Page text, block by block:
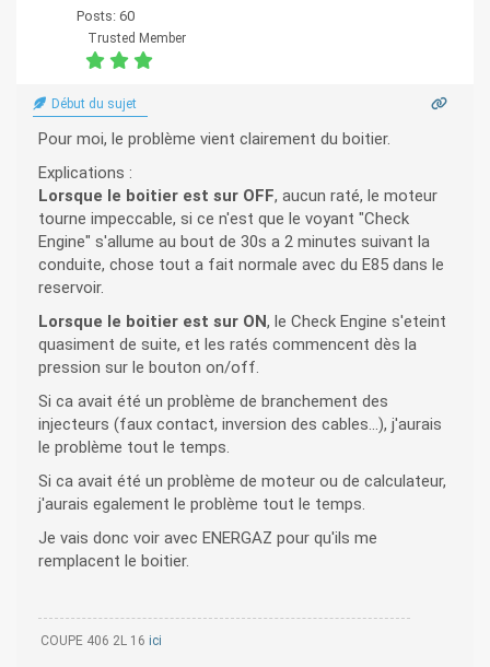
Posts: 60
Trusted Member
Début du sujet
Pour moi, le problème vient clairement du boitier.
Explications :
Lorsque le boitier est sur OFF, aucun raté, le moteur
tourne impeccable, si ce n'est que le voyant "Check
Engine" s'allume au bout de 30s a 2 minutes suivant la
conduite, chose tout a fait normale avec du E85 dans le
reservoir.
Lorsque le boitier est sur ON, le Check Engine s'eteint
quasiment de suite, et les ratés commencent dès la
pression sur le bouton on/off.
Si ca avait été un problème de branchement des
injecteurs (faux contact, inversion des cables...), j'aurais
le problème tout le temps.
Si ca avait été un problème de moteur ou de calculateur,
j'aurais egalement le problème tout le temps.
Je vais donc voir avec ENERGAZ pour qu'ils me
remplacent le boitier.
COUPE 406 2L 16 ici